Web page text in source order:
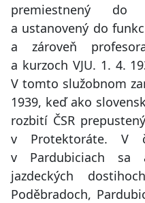
premiestnený do
a ustanovený do
a zároveň
a kurzoch VJU. 1. 4.
V tomto služobnom
1939, keď ako
rozbití ČSR
v Protektoráte. V
v Pardubiciach sa
jazdeckých
Poděbradoch,